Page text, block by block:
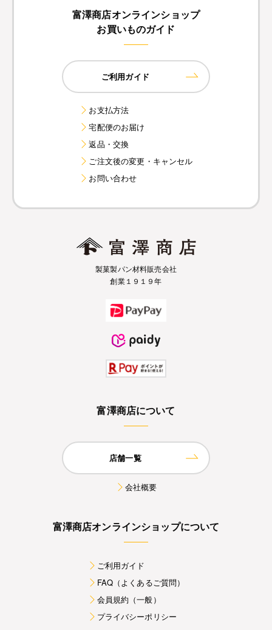
富澤商店オンラインショップ
お買いものガイド
ご利用ガイド
お支払方法
宅配便のお届け
返品・交換
ご注文後の変更・キャンセル
お問い合わせ
製菓製パン材料販売会社
創業１９１９年
富澤商店について
店舗一覧
会社概要
富澤商店オンラインショップについて
ご利用ガイド
FAQ（よくあるご質問）
会員規約（一般）
プライバシーポリシー